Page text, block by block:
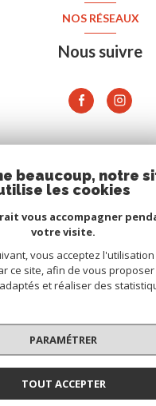
NOS RÉSEAUX
Nous suivre
© 2026 | Tous droits
honoraires
Nos partenaires
Réalisé par :
beaucoup, notre
les cookies
vous accompagner
votre visite.
vous acceptez
ce site, afin de vous
et réaliser des
PARAMÉTRER
TOUT ACCEPTER